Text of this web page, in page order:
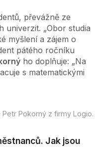
převážně ze
„Obor studia
myšlení a zájem o
pátého ročníku
ho doplňuje: „Na
s matematickými
Pokorný z firmy Logio.
Jak jsou